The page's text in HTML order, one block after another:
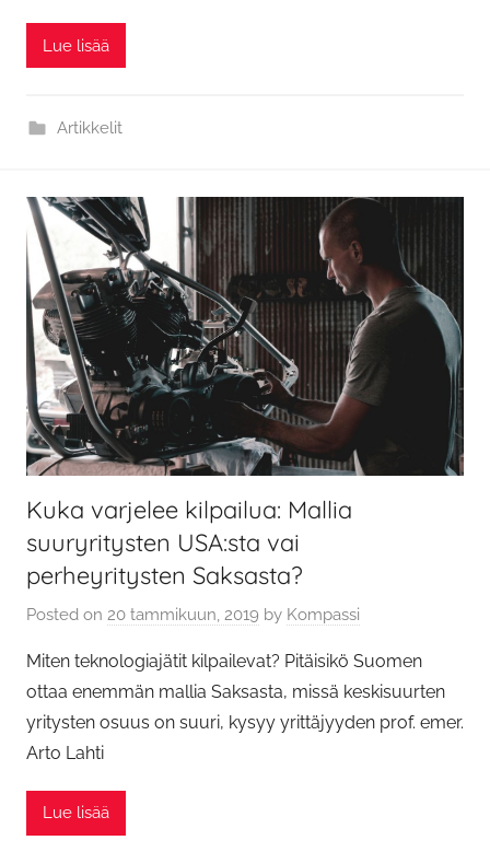
Lue lisää
Artikkelit
Kuka varjelee kilpailua: Mallia
suuryritysten USA:sta vai
perheyritysten Saksasta?
Posted on 20 tammikuun, 2019 by Kompassi
Miten teknologiajätit kilpailevat? Pitäisikö Suomen
ottaa enemmän mallia Saksasta, missä keskisuurten
yritysten osuus on suuri, kysyy yrittäjyyden prof. emer.
Arto Lahti
Lue lisää